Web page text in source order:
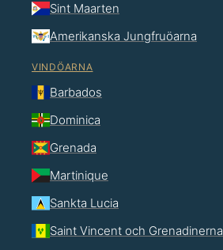
Sint Maarten
Amerikanska Jungfruöarna
VINDÖARNA
Barbados
Dominica
Grenada
Martinique
Sankta Lucia
Saint Vincent och Grenadinerna